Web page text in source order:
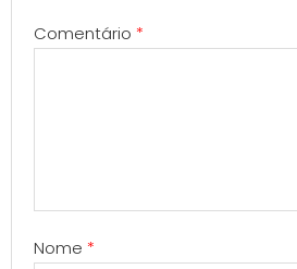
Comentário *
Nome *